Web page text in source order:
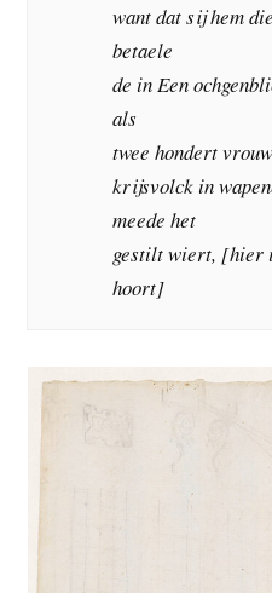
want dat sij hem
betaele
de in Een
als
twee hondert
krijsvolck in
meede het
gestilt wiert, [hier
hoort]